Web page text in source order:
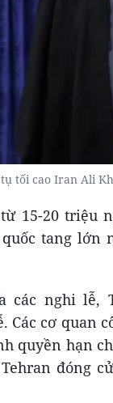
tối cao Iran Ali
15-20 triệu
tang lớn
các nghi lễ,
Các cơ quan
quyền hạn
đóng